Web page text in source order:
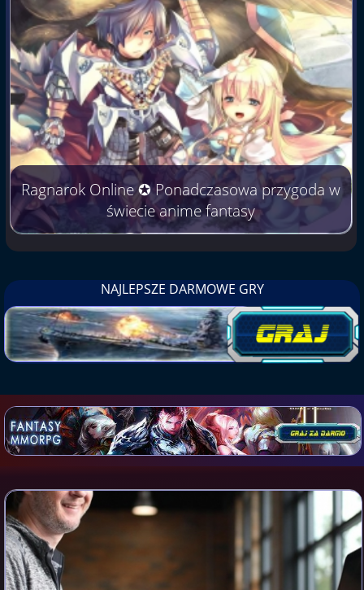
Ragnarok Online ✪ Ponadczasowa przygoda w
świecie anime fantasy
NAJLEPSZE DARMOWE GRY